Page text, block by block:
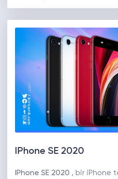
IPhone SE 2020
IPhone SE 2020 , bir iPhone